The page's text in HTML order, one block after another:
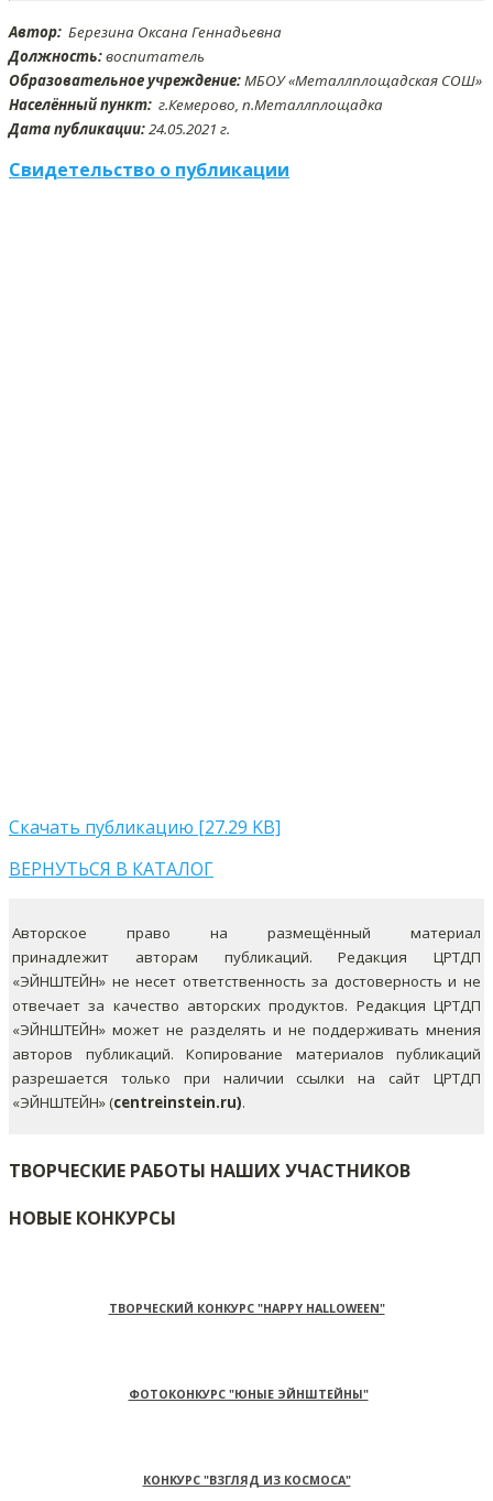
Автор: Березина Оксана Геннадьевна
Должность:воспитатель
Образовательное учреждение:МБОУ «Металлплощадская СОШ»
Населённый пункт: г.Кемерово, п.Металлплощадка
Дата публикации:24.05.2021 г.
Свидетельство о публикации
Скачать публикацию [27.29 KB]
ВЕРНУТЬСЯ В КАТАЛОГ
Авторское право на размещённый материал
принадлежит авторам публикаций. Редакция ЦРТДП
«ЭЙНШТЕЙН» не несет ответственность за достоверность и не
отвечает за качество авторских продуктов. Редакция ЦРТДП
«ЭЙНШТЕЙН» может не разделять и не поддерживать мнения
авторов публикаций. Копирование материалов публикаций
разрешается только при наличии ссылки на сайт ЦРТДП
«ЭЙНШТЕЙН» (centreinstein.ru).
ТВОРЧЕСКИЕ РАБОТЫ НАШИХ УЧАСТНИКОВ
НОВЫЕ КОНКУРСЫ
ТВОРЧЕСКИЙ КОНКУРС "HAPPY HALLOWEEN"
ФОТОКОНКУРС "ЮНЫЕ ЭЙНШТЕЙНЫ"
КОНКУРС "ВЗГЛЯД ИЗ КОСМОСА"